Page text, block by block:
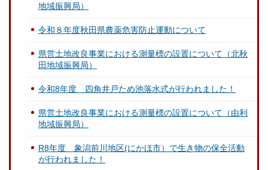
地域振興局）
令和８年度秋田県農薬危害防止運動について
県営土地改良事業における測量標の設置について（北秋
田地域振興局）
令和8年度 四角井戸ため池落水式が行われました！
県営土地改良事業における測量標の設置について（由利
地域振興局）
R8年度 象潟前川地区(にかほ市）で生き物の保全活動
が行われました！